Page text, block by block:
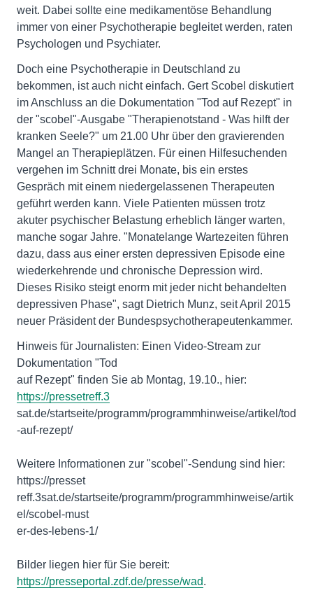
weit. Dabei sollte eine medikamentöse Behandlung
immer von einer Psychotherapie begleitet werden, raten
Psychologen und Psychiater.
Doch eine Psychotherapie in Deutschland zu
bekommen, ist auch nicht einfach. Gert Scobel diskutiert
im Anschluss an die Dokumentation "Tod auf Rezept" in
der "scobel"-Ausgabe "Therapienotstand - Was hilft der
kranken Seele?" um 21.00 Uhr über den gravierenden
Mangel an Therapieplätzen. Für einen Hilfesuchenden
vergehen im Schnitt drei Monate, bis ein erstes
Gespräch mit einem niedergelassenen Therapeuten
geführt werden kann. Viele Patienten müssen trotz
akuter psychischer Belastung erheblich länger warten,
manche sogar Jahre. "Monatelange Wartezeiten führen
dazu, dass aus einer ersten depressiven Episode eine
wiederkehrende und chronische Depression wird.
Dieses Risiko steigt enorm mit jeder nicht behandelten
depressiven Phase", sagt Dietrich Munz, seit April 2015
neuer Präsident der Bundespsychotherapeutenkammer.
Hinweis für Journalisten: Einen Video-Stream zur
Dokumentation "Tod
auf Rezept" finden Sie ab Montag, 19.10., hier:
https://pressetreff.3
sat.de/startseite/programm/programmhinweise/artikel/tod
-auf-rezept/
Weitere Informationen zur "scobel"-Sendung sind hier:
https://presset
reff.3sat.de/startseite/programm/programmhinweise/artik
el/scobel-must
er-des-lebens-1/
https://presseportal.zdf.de/presse/wad.